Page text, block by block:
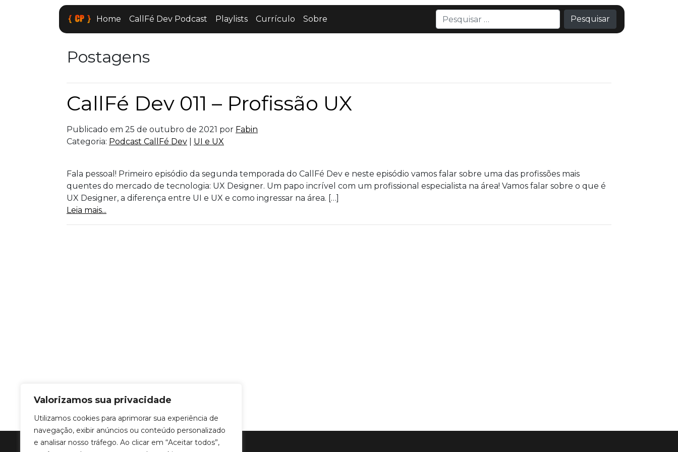
Valorizamos sua privacidade
Utilizamos cookies para aprimorar sua experiência de
navegação, exibir anúncios ou conteúdo personalizado
e analisar nosso tráfego. Ao clicar em “Aceitar todos”,
Home CallFé Dev Podcast Playlists Currículo Sobre Pesquisar
Postagens
CallFé Dev 011 – Profissão UX
Publicado em 25 de outubro de 2021 por Fabin
Categoria: Podcast CallFé Dev UI e UX
Fala pessoal! Primeiro episódio da segunda temporada do CallFé Dev e neste episódio vamos falar sobre uma das profissões mais
quentes do mercado de tecnologia: UX Designer. Um papo incrível com um profissional especialista na área! Vamos falar sobre o que é
UX Designer, a diferença entre UI e UX e como ingressar na área. […]
Leia mais...